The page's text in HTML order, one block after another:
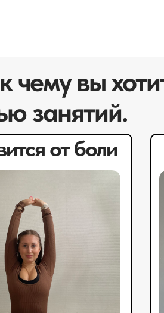
чему вы
занятий.
от боли